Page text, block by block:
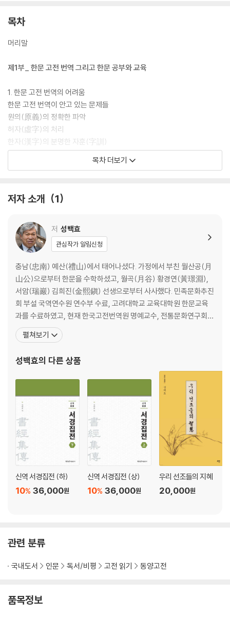
목차
머리말
제1부_ 한문 고전 번역 그리고 한문 공부와 교육
1. 한문 고전 번역의 어려움
한문 고전 번역이 안고 있는 문제들
원의(原義)의 정확한 파악
허자(虛字)의 처리
한자(漢字)의 분명한 자훈(字訓)
주석 처리의 어려움
잘못된 토씨 활용
기발한 ‘쉬운 한문 문장 만들기’
초서(草書) 해독의 오류
3. 한문 고전을 번역하려면 출전(出典)을 알아야 한다
4. 경서(經書) 번역의 실제와 문제점 ː사서(四書)를 중심으로
경서(經書)를 번역하게 된 동기
한문(漢文) 번역의 특수성(特殊性)
사서집주(四書集註)의 오류(誤謬)와 이설(異說)
언해(諺解)의 보급과 파생된 문제점
선배(先輩) 동학(同學)들의 비평에 대하여
5. 기초 한문 교재
수신(修身) 위주의 기초 교재
언해가 한문 공부에 미친 영향과 이에 따른 부작용
우리 선유(先儒)들의 한문과 국어에 대한 인식
관본 언해의 권위
7. 한문 공부를 어떻게 했는가 하는 물음에 대한 대답
본인이 한문을 공부한 과정
한문은 외워야 한다
8. 우리 선현(先賢)이 주장한 독서법
〈독서의 순서[讀書次第]〉
1. 예(禮)란 무엇인가
2. 예의 근본을 알아야 한다
예는 시의(時宜)에 맞게 변통하여야 한다
예는 마음속에서 우러나야 한다
3. 제례(祭禮)
목차 더보기
저자 소개 1
저 성백효
관심작가 알림신청
충남(忠南) 예산(禮山)에서 태어나셨다. 가정에서 부친 월산공(月
山公)으로부터 한문을 수학하셨고, 월곡(月谷) 황경연(黃璟淵),
서암(瑞巖) 김희진(金熙鎭) 선생으로부터 사사했다. 민족문화추진
회 부설 국역연수원 연수부 수료, 고려대학교 교육대학원 한문교육
과를 수료하였고, 현재 한국고전번역원 명예교수, 전통문화연구회
부회장을 역임하고 있으며, 사단법인 해동경사연구소 소장을 역임
중이다. 사서집주(四書集註), 『시경집전(詩經集傳)』, 『서경집전
『근사록집해(近思錄集解)』, 『심경부주(心經附註)』, 『통감절요
(通鑑節
펼쳐보기
성백효의 다른 상품
신역 서경집전 (하)
36,000원
10%
신역 서경집전 (상)
36,000원
10%
우리 선조들의 지혜
20,000원
관련 분류
국내도서 인문 독서/비평 고전 읽기 동양고전
품목정보